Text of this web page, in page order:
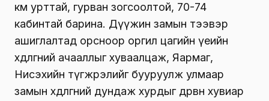
км урттай, гурван зогсоолтой, 70-74
кабинтай барина. Дүүжин замын тээвэр
ашиглалтад орсноор оргил цагийн үеийн
хөдөлгөөний ачааллыг хуваалцаж, Яармаг,
Нисэхийн түгжрэлийг бууруулж улмаар
замын хөдөлгөөний дундаж хурдыг дөрвөн хувиар